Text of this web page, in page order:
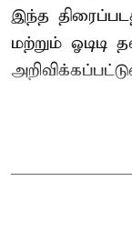
இந்த
மற்றும் ஓடிடி